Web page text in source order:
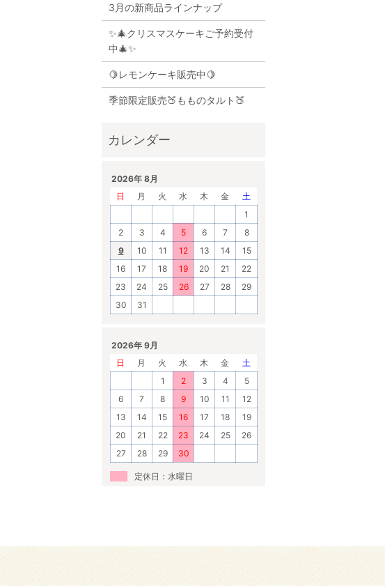
3月の新商品ラインナップ
✨🎄クリスマスケーキご予約受付
中🎄✨
🍋レモンケーキ販売中🍋
季節限定販売🍑もものタルト🍑
2026年 8月
日
月 火 水 木 金
土
1
2
3 4 5 6 7
8
9
10 11 12 13 14
15
16
17 18 19 20 21
22
23
24 25 26 27 28
29
30
31
2026年 9月
日
月 火 水 木 金
土
1
2 3 4
5
6
7 8 9 10 11
12
13
14 15 16 17 18
19
20
21 22 23 24 25
26
27
28 29 30
定休日：水曜日